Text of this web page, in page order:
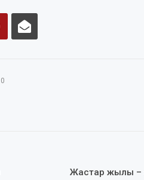
0
Жастар жылы –